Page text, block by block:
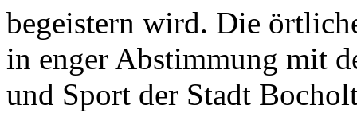
begeistern wird. Die
in enger Abstimmung mit
und Sport der Stadt